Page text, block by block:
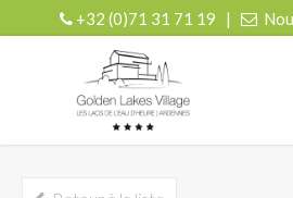
+32 (0)71 31 71 19 |
| r